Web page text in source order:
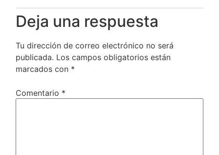
Deja una respuesta
Tu dirección de correo electrónico no será
publicada. Los campos obligatorios están
marcados con *
Comentario *